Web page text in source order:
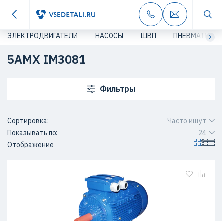
ЭЛЕКТРОДВИГАТЕЛИ НАСОСЫ ШВП ПНЕВМАТИКА
5АМХ IM3081
Фильтры
Сортировка:
Часто ищут
Показывать по:
24
Отображение